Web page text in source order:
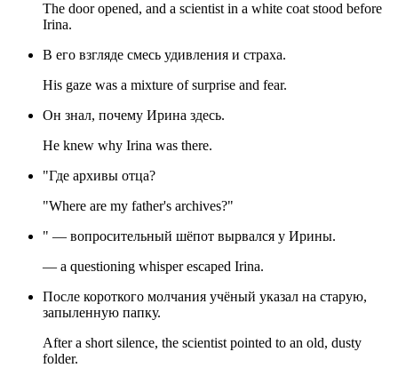
The door opened, and a scientist in a white coat stood before
Irina.
В его взгляде смесь удивления и страха.
His gaze was a mixture of surprise and fear.
Он знал, почему Ирина здесь.
He knew why Irina was there.
"Где архивы отца?
"Where are my father's archives?"
" — вопросительный шёпот вырвался у Ирины.
— a questioning whisper escaped Irina.
После короткого молчания учёный указал на старую,
запыленную папку.
After a short silence, the scientist pointed to an old, dusty
folder.